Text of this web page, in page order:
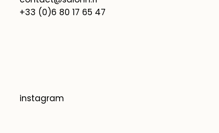
+33 (0)6 80 17 65 47
instagram